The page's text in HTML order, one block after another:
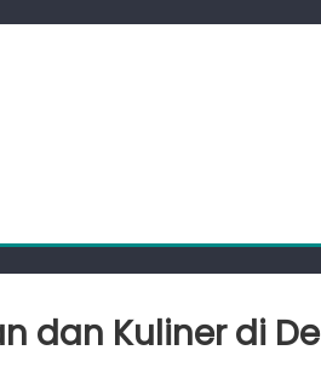
dan Kuliner di